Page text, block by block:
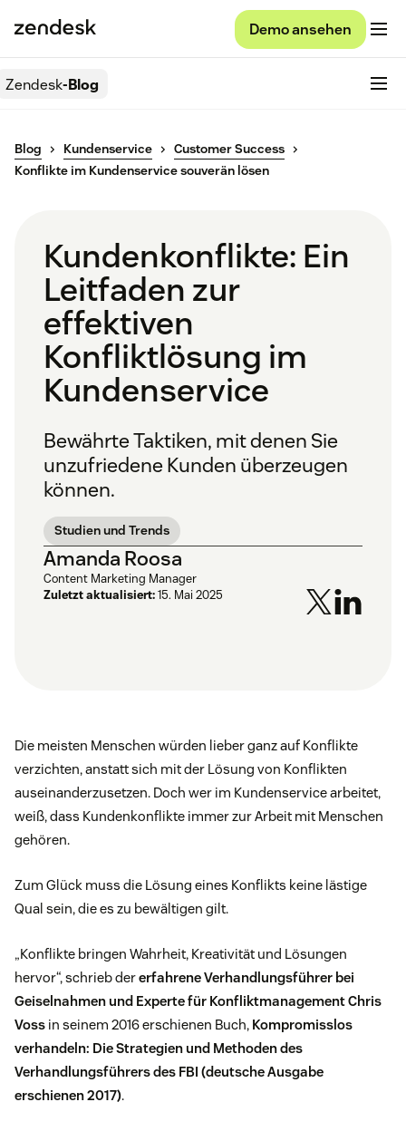
Demo ansehen
Zendesk-Blog
Blog Kundenservice
Customer Success
Konflikte im Kundenservice souverän lösen
Kundenkonflikte: Ein
Leitfaden zur
effektiven
Konfliktlösung im
Kundenservice
Bewährte Taktiken, mit denen Sie
unzufriedene Kunden überzeugen
können.
Studien und Trends
Amanda Roosa
Content Marketing Manager
Zuletzt aktualisiert:15. Mai 2025
Die meisten Menschen würden lieber ganz auf Konflikte
verzichten, anstatt sich mit der Lösung von Konflikten
auseinanderzusetzen. Doch wer im Kundenservice arbeitet,
weiß, dass Kundenkonflikte immer zur Arbeit mit Menschen
gehören.
Zum Glück muss die Lösung eines Konflikts keine lästige
Qual sein, die es zu bewältigen gilt.
„Konflikte bringen Wahrheit, Kreativität und Lösungen
hervor“, schrieb dererfahrene Verhandlungsführer bei
Geiselnahmen und Experte für Konfliktmanagement Chris
Voss in seinem 2016 erschienen Buch, Kompromisslos
verhandeln: Die Strategien und Methoden des
Verhandlungsführers des FBI (deutsche Ausgabe
erschienen 2017).